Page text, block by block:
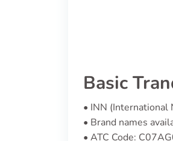
Basic
• INN
• Brand names
• ATC Code: